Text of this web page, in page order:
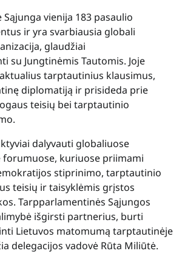
vienija 183 pasaulio
ir yra svarbiausia globali
glaudžiai
su Jungtinėmis Tautomis. Joje
tarptautinius klausimus,
diplomatiją ir prisideda prie
teisių bei tarptautinio
dalyvauti globaliuose
kuriuose priimami
stiprinimo, tarptautinio
teisių ir taisyklėmis grįstos
Tarpparlamentinės Sąjungos
išgirsti partnerius, burti
Lietuvos matomumą tarptautinėje
delegacijos vadovė Rūta Miliūtė.